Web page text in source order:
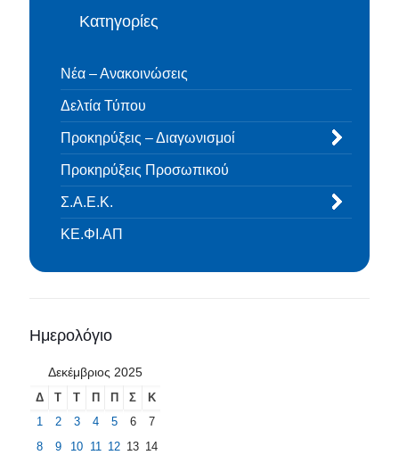
Κατηγορίες
Νέα – Ανακοινώσεις
Δελτία Τύπου
Προκηρύξεις – Διαγωνισμοί
Προκηρύξεις Προσωπικού
Σ.Α.Ε.Κ.
ΚΕ.ΦΙ.ΑΠ
Ημερολόγιο
Δεκέμβριος 2025
Δ Τ Τ Π Π Σ
Κ
1
2 3 4 5 6
7
8
9 10 11 12 13 14